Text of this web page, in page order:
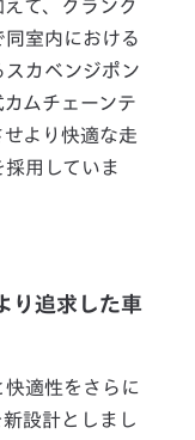
て、クランク
室内における
スカベンジポン
ムチェーンテ
より快適な走
用していま
り追求した車
適性をさらに
設計としまし